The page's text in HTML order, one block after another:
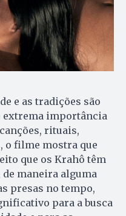
e as tradições são
extrema importância
rituais,
o filme mostra que
que os Krahô têm
de maneira alguma
presas no tempo,
para a busca